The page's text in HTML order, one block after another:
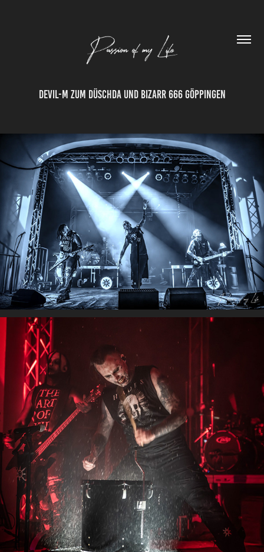
Devil-M zum Düschda und Bizarr 666 Göppingen